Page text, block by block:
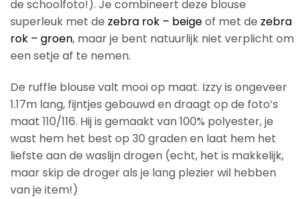
de schoolfoto!). Je combineert deze blouse
superleuk met de zebra rok – beigeof met de zebra
rok – groen, maar je bent natuurlijk niet verplicht om
een setje af te nemen.
De ruffle blouse valt mooi op maat. Izzy is ongeveer
1.17m lang, fijntjes gebouwd en draagt op de foto’s
maat 110/116. Hij is gemaakt van 100% polyester, je
wast hem het best op 30 graden en laat hem het
liefste aan de waslijn drogen (echt, het is makkelijk,
maar skip de droger als je lang plezier wil hebben
van je item!)